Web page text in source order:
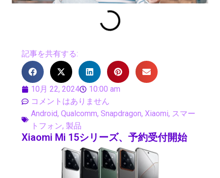
記事を共有する:
10月 22, 2024
10:00 am
コメントはありません
Android, Qualcomm, Snapdragon, Xiaomi, スマー
トフォン, 製品
Xiaomi Mi 15シリーズ、予約受付開始